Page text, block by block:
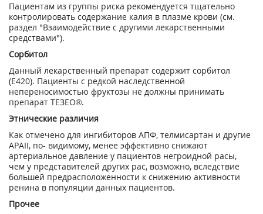
Пациентам из группы риска рекомендуется тщательно
контролировать содержание калия в плазме крови (см.
раздел "Взаимодействие с другими лекарственными
средствами").
Сорбитол
Данный лекарственный препарат содержит сорбитол
(Е420). Пациенты с редкой наследственной
непереносимостью фруктозы не должны принимать
препарат ТЕЗЕО®.
Этнические различия
Как отмечено для ингибиторов АПФ, телмисартан и другие
АРАII, по- видимому, менее эффективно снижают
артериальное давление у пациентов негроидной расы,
чем у представителей других рас, возможно, вследствие
большей предрасположенности к снижению активности
ренина в популяции данных пациентов.
Прочее